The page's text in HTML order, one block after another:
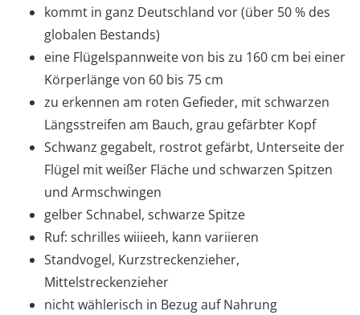
kommt in ganz Deutschland vor (über 50 % des
globalen Bestands)
eine Flügelspannweite von bis zu 160 cm bei einer
Körperlänge von 60 bis 75 cm
zu erkennen am roten Gefieder, mit schwarzen
Längsstreifen am Bauch, grau gefärbter Kopf
Schwanz gegabelt, rostrot gefärbt, Unterseite der
Flügel mit weißer Fläche und schwarzen Spitzen
und Armschwingen
gelber Schnabel, schwarze Spitze
Ruf: schrilles wiiieeh, kann variieren
Standvogel, Kurzstreckenzieher,
Mittelstreckenzieher
nicht wählerisch in Bezug auf Nahrung